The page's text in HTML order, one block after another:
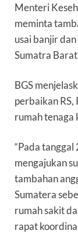
Menteri
meminta
usaibanjirdan
Sumatra
BGS
perbaikan RS,
rumah tenaga
“Pada
mengajukan
tambahan
Sumatera
rumah sakit
rapat